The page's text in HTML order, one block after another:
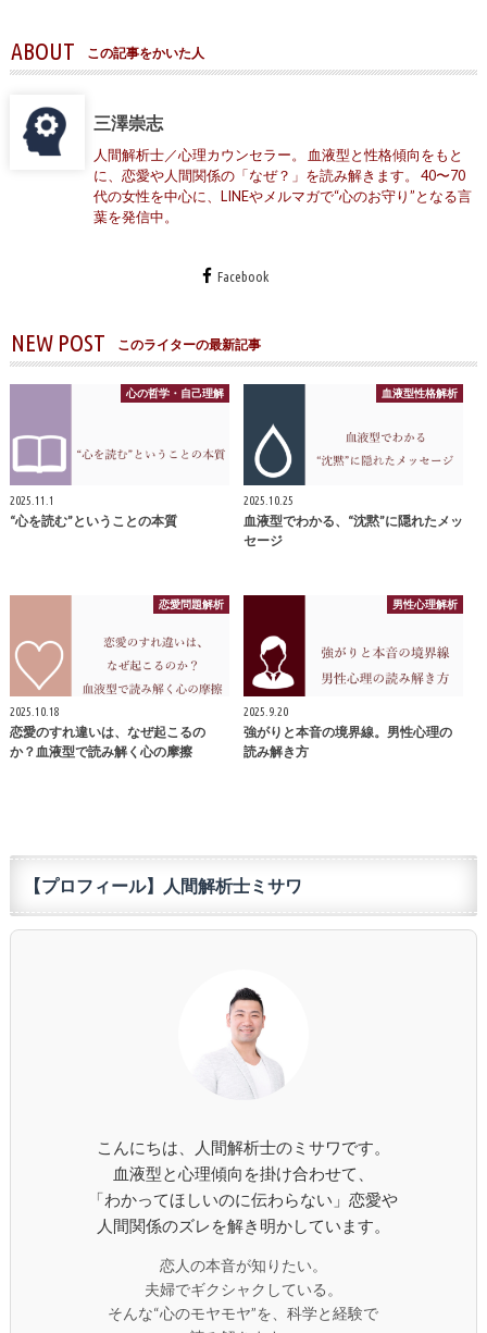
ABOUT この記事をかいた人
三澤崇志
人間解析士／心理カウンセラー。 血液型と性格傾向をもと
に、恋愛や人間関係の「なぜ？」を読み解きます。 40〜70
代の女性を中心に、LINEやメルマガで“心のお守り”となる言
葉を発信中。
Facebook
NEW POST このライターの最新記事
心の哲学・自己理解
2025.11.1
“心を読む”ということの本質
血液型性格解析
2025.10.25
血液型でわかる、“沈黙”に隠れたメッ
セージ
恋愛問題解析
2025.10.18
恋愛のすれ違いは、なぜ起こるの
か？血液型で読み解く心の摩擦
男性心理解析
2025.9.20
強がりと本音の境界線。男性心理の
読み解き方
【プロフィール】人間解析士ミサワ
こんにちは、人間解析士のミサワです。
血液型と心理傾向を掛け合わせて、
「わかってほしいのに伝わらない」恋愛や
人間関係のズレを解き明かしています。
恋人の本音が知りたい。
夫婦でギクシャクしている。
そんな“心のモヤモヤ”を、科学と経験で